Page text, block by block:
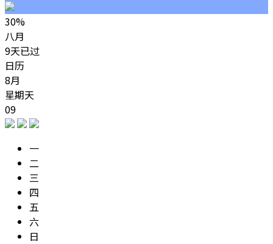
30%
八月
9天已过
日历
8月
星期天
09
一
二
三
四
五
六
日